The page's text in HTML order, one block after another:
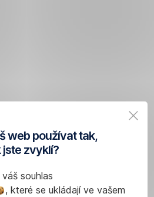
web používat tak,
jste zvyklí?
souhlas
, které se ukládají ve vašem